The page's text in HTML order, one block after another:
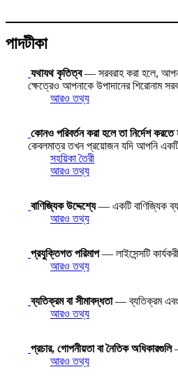
পাদটীকা
যথাযথ কৃতিত্ব— সরবরাহ করা হলে,
ক্ষেত্রেও আপনাকে উপাদানের শিরোনাম
আরও তথ্য
কোনও পরিবর্তন করা হলে তা নির্দেশ করতে
কেবলমাত্র তখন প্রয়োজন যদি আপনি
সহয়িকা তৈরী
আরও তথ্য
বাণিজ্যিক উদ্দেশ্যে— একটি বাণিজ্যিক
আরও তথ্য
প্রযুক্তিগত পরিমাপ— লাইসেন্সটি
আরও তথ্য
ব্যতিক্রম বা সীমাবদ্ধতা— ব্যতিক্রম এবং
আরও তথ্য
প্রচার, গোপনীয়তা বা নৈতিক অধিকারগুলি
আরও তথ্য